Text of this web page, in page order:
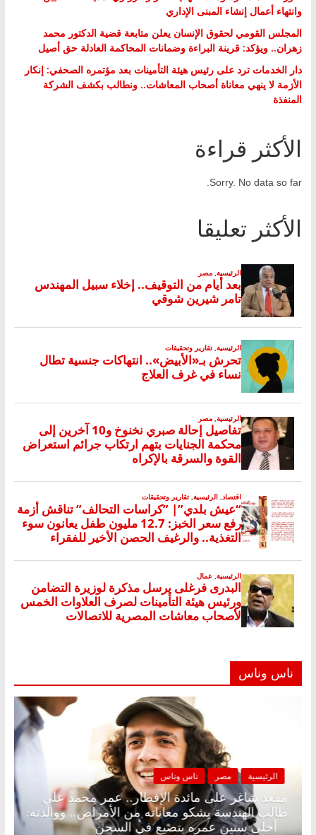
وانتهاء أعمال إنشاء المبنى الإداري
المجلس القومي لحقوق الإنسان يعلن متابعة قضية الدكتور محمد
زهران.. ويؤكد: قرينة البراءة وضمانات المحاكمة العادلة حق أصيل
دار الخدمات ترد على رئيس هيئة التأمينات بعد مؤتمره الصحفي: إنكار
الأزمة لا ينهي معاناة أصحاب المعاشات.. ونطالب بكشف الشركة
المنفذة
الأكثر قراءة
Sorry. No data so far.
الأكثر تعليقا
ناس وناس
الرئيسية
مقعد شاغر على مائدة
طالب الهندسة يشكو معاناته
أحلى سنين عمره بتضيع في السجن
بلا زينة رمضان.. د.
في انتظار حلم